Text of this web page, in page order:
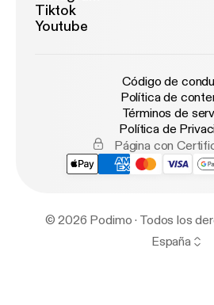
Tiktok
Youtube
Código de
Política de
Términos de
Política de
Página con
© 2026 Podimo · Todos los
España